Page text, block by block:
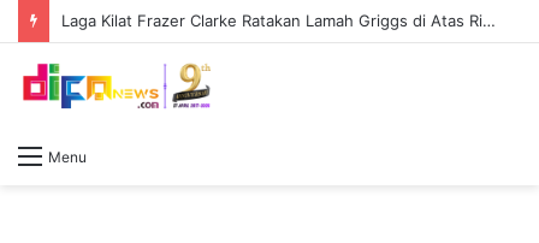
Laga Kilat Frazer Clarke Ratakan Lamah Griggs di Atas Ring First Direct Arena
Menu